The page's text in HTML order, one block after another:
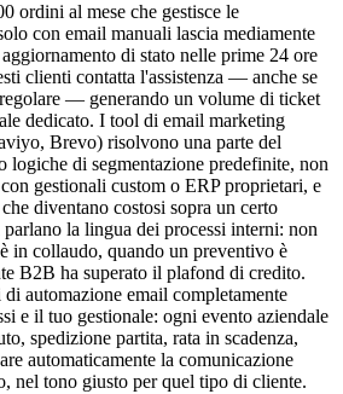
ordini al mese che gestisce le
con email manuali lascia mediamente
di stato nelle prime 24 ore
clienti contatta l'assistenza — anche se
— generando un volume di ticket
dedicato. I tool di email marketing
Brevo) risolvono una parte del
logiche di segmentazione predefinite, non
gestionali custom o ERP proprietari, e
diventano costosi sopra un certo
la lingua dei processi interni: non
in collaudo, quando un preventivo è
B2B ha superato il plafond di credito.
automazione email completamente
e il tuo gestionale: ogni evento aziendale
spedizione partita, rata in scadenza,
automaticamente la comunicazione
nel tono giusto per quel tipo di cliente.